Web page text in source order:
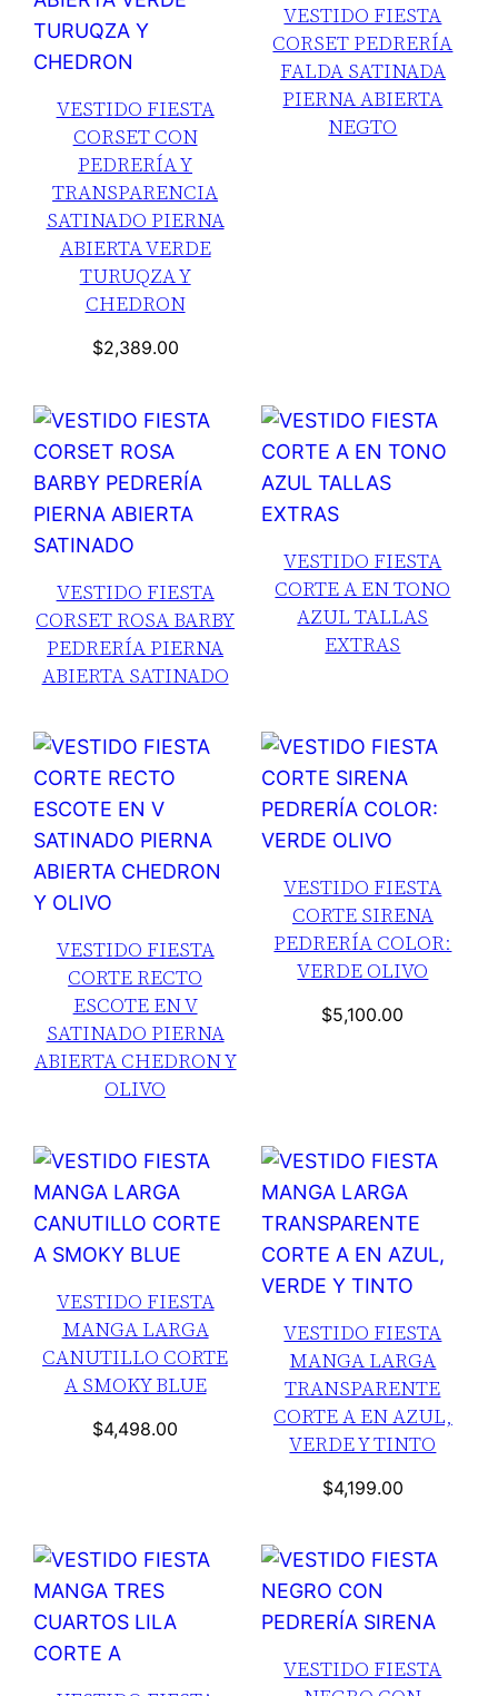
VESTIDO FIESTA
CORSET CON
PEDRERÍA Y
TRANSPARENCIA
SATINADO PIERNA
ABIERTA VERDE
TURUQZA Y
CHEDRON
$2,389.00
VESTIDO FIESTA
CORSET PEDRERÍA
FALDA SATINADA
PIERNA ABIERTA
NEGTO
VESTIDO FIESTA
CORSET ROSA BARBY
PEDRERÍA PIERNA
ABIERTA SATINADO
VESTIDO FIESTA
CORTE A EN TONO
AZUL TALLAS
EXTRAS
VESTIDO FIESTA
CORTE RECTO
ESCOTE EN V
SATINADO PIERNA
ABIERTA CHEDRON Y
OLIVO
VESTIDO FIESTA
CORTE SIRENA
PEDRERÍA COLOR:
VERDE OLIVO
$5,100.00
VESTIDO FIESTA
MANGA LARGA
CANUTILLO CORTE
A SMOKY BLUE
$4,498.00
VESTIDO FIESTA
MANGA LARGA
TRANSPARENTE
CORTE A EN AZUL,
VERDE Y TINTO
$4,199.00
VESTIDO FIESTA